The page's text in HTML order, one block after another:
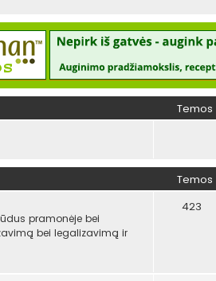
Temos
Temos
pramonėje bei
bei legalizavimą ir
423